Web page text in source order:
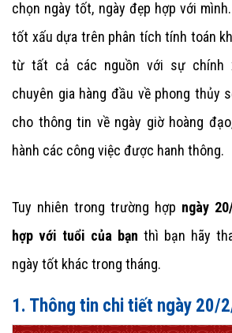
chọn ngày tốt, ngày đẹp hợp với
tốt xấu dựa trên phân tích tính toán
từ tất cả các nguồn với sự chính
chuyên gia hàng đầu về phong thủy
cho thông tin về ngày giờ hoàng
hành các công việc được hanh thông.
Tuy nhiên trong trường hợp ngày
hợp với tuổi của bạn thì bạn hãy
ngày tốt khác trong tháng.
1. Thông tin chi tiết ngày 20/